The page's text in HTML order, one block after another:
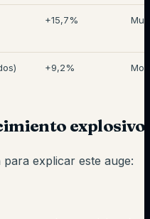
+15,7%
+9,2%
explicar este auge: